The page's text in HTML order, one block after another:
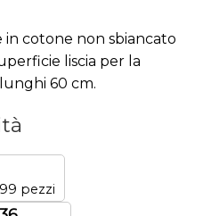
in cotone non sbiancato
liscia per la
60 cm.
pezzi